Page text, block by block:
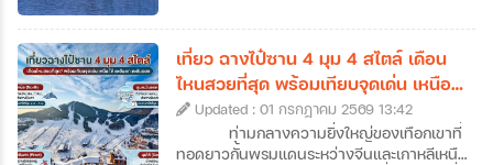
แต่ถ้าหากได้ลองได้หยุดพักเที่ยวจูไห่และออกไป
สัมผัสแลนด์มาร์คสำคัญ ๆ ของเมืองดูสักครั้ง
รับรองได้ว่าจะตกหลุมรักความละเมียดละไมของ
เมืองนี้กันอย่างถอนตัวไม่ขึ้นค่ะ ซึ่งเราก็ได้
รวบรวมข้อมูลเที่ยวจูไห่ที่น่าสนใจ พร้อมเปิดลิ
สต์ 7 พิกัดห้ามพลาดที่เมืองชายทะเลสุดโรแมน
ติกแห่งนี้มาฝากกันค่ะ
ทั้งเกาะกลายเป็นสีขาวโพลนดั่งปะการังหิมะ
ส่องประกายระยิบระยับราวผลึกแก้ว กลายเป็น
ทิวทัศน์สุดอัศจรรย์ที่งดงามราวกับหลุดออกมา
จากภาพวาดพู่กันจีนซ่อนตัวอยู่ สถานที่แห่งนี้
คือเกาะวูซง (Wusong) เกาะเล็ก ๆ ซึ่งตั้งอยู่ใน
แม่น้ำซงฮวา (Songhua) ใกล้กับเมืองจี๋หลิน
(Jilin City) ในประเทศจีนค่ะ หากคุณเป็นคนที่
เที่ยว ฉางไป๋ซาน 4 มุม 4 สไตล์ เดือน
ไหนสวยที่สุด พร้อมเทียบจุดเด่น เหนือ
ใต้ ตะวันตก ตะวันออก
Updated : 01 กรกฎาคม 2569 13:42
ท่ามกลางความยิ่งใหญ่ของเทือกเขาที่
ทอดยาวกั้นพรมแดนระหว่างจีนและเกาหลีเหนือ